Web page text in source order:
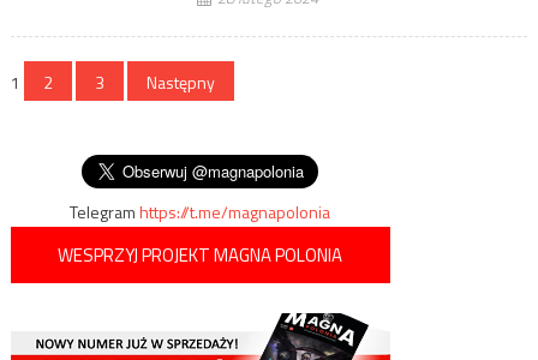
Stronicowanie
1 2 3 Następny
Telegramhttps://t.me/magnapolonia
WESPRZYJ PROJEKT MAGNA POLONIA